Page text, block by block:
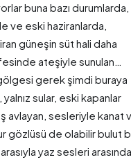
buna bazı durumlarda,
ve eski haziranlarda,
güneşin süt hali daha
ateşiyle sunulan…
gerek şimdi buraya
yalnız sular, eski kapanlar
avlayan, sesleriyle kanat
gözlüsü de olabilir bulut
yaz sesleri arasında